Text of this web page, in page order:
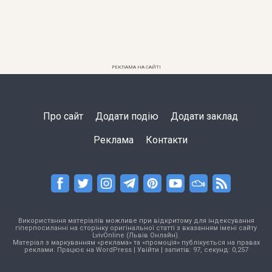
РЕКЛАМА НА САЙТІ
Про сайт Додати подію Додати заклад
Реклама Контакти
Використання матеріалів можливе при відкритому для індексування
гіперпосиланні на сторінку оригінальної статті з вказанням імені сайту
LvivOnline (Львів Онлайн).
Матеріал з маркуванням «реклама» та «промоція» публікується на правах
реклами. Працює на WordPress| Увійти | запитів: 97, секунд: 0,257